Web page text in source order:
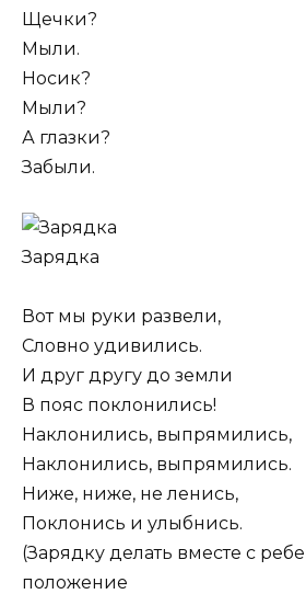
Щечки?
Мыли.
Носик?
Мыли?
А глазки?
Забыли.
Зарядка
Вот мы руки развели,
Словно удивились.
И друг другу до земли
В пояс поклонились!
Наклонились, выпрямились,
Наклонились, выпрямились.
Ниже, ниже, не ленись,
Поклонись и улыбнись.
(Зарядку делать вместе с
положение